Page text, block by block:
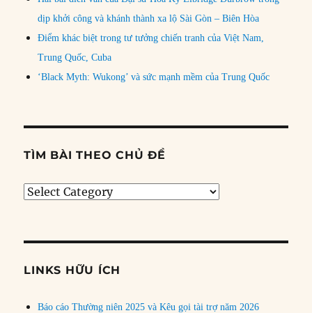
dịp khởi công và khánh thành xa lộ Sài Gòn – Biên Hòa
Điểm khác biệt trong tư tưởng chiến tranh của Việt Nam,
Trung Quốc, Cuba
‘Black Myth: Wukong’ và sức mạnh mềm của Trung Quốc
TÌM BÀI THEO CHỦ ĐỀ
Tìm
đề
LINKS HỮU ÍCH
Báo cáo Thường niên 2025 và Kêu gọi tài trợ năm 2026